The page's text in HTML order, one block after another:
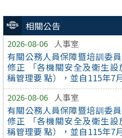
相關公告
2026-08-06 人事室
有關公務人員保障暨培訓委
修正 「各機關安全及衛生
稱管理要 點），並自115年7
2026-08-06 人事室
有關公務人員保障暨培訓委
修正 「各機關安全及衛生
稱管理要 點），並自115年7